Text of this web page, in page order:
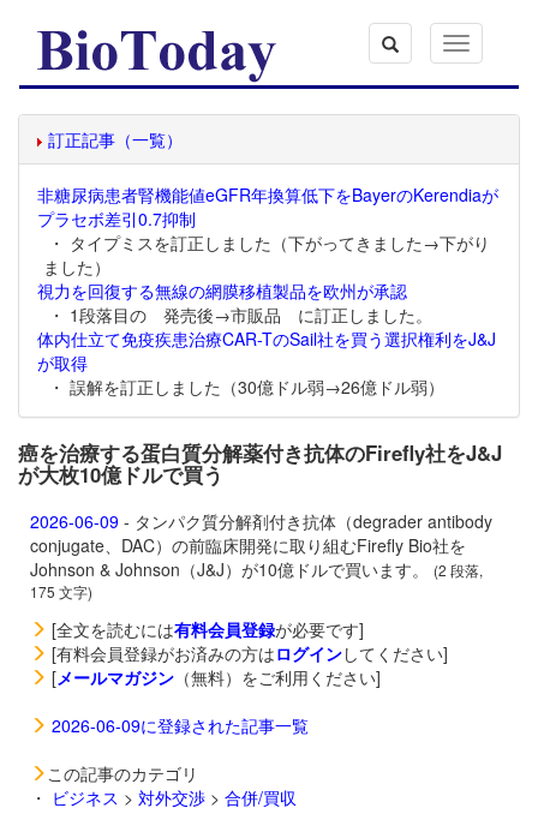
Toggle
navigation
訂正記事（一覧）
非糖尿病患者腎機能値eGFR年換算低下をBayerのKerendiaが
プラセボ差引0.7抑制
・ タイプミスを訂正しました（下がってきました→下がり
ました）
視力を回復する無線の網膜移植製品を欧州が承認
・ 1段落目の 発売後→市販品 に訂正しました。
体内仕立て免疫疾患治療CAR-TのSail社を買う選択権利をJ&J
が取得
・ 誤解を訂正しました（30億ドル弱→26億ドル弱）
癌を治療する蛋白質分解薬付き抗体のFirefly社をJ&J
が大枚10億ドルで買う
2026-06-09 - タンパク質分解剤付き抗体（degrader antibody
conjugate、DAC）の前臨床開発に取り組むFirefly Bio社を
Johnson & Johnson（J&J）が10億ドルで買います。
(2 段落,
175 文字)
[全文を読むには有料会員登録が必要です]
[有料会員登録がお済みの方はログインしてください]
[メールマガジン （無料）をご利用ください]
2026-06-09に登録された記事一覧
この記事のカテゴリ
・ ビジネス > 対外交渉 > 合併/買収